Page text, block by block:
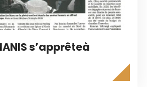
s’apprêteà